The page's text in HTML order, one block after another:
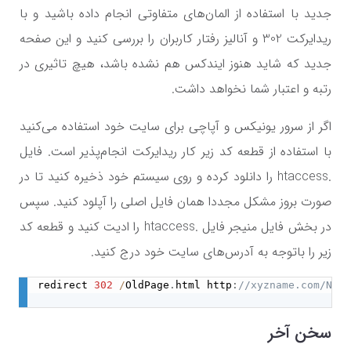
جدید با استفاده از المان‌های متفاوتی انجام داده باشید و با
ریدایرکت 302 و آنالیز رفتار کاربران را بررسی کنید و این صفحه
جدید که شاید هنوز ایندکس هم نشده باشد، هیچ تاثیری در
رتبه و اعتبار شما نخواهد داشت.
اگر از سرور یونیکس و آپاچی برای سایت خود استفاده می‌کنید
با استفاده از قطعه کد زیر کار ریدایرکت انجام‌پذیر است. فایل
.htaccess را دانلود کرده و روی سیستم خود ذخیره کنید تا در
صورت بروز مشکل مجددا همان فایل اصلی را آپلود کنید. سپس
در بخش فایل منیجر فایل .htaccess را ادیت کنید و قطعه کد
زیر را باتوجه به آدرس‌های سایت خود درج کنید.
redirect 302 /OldPage . html http : //xyzname.com/
سخن آخر